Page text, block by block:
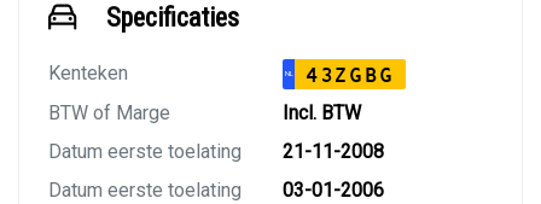
Specificaties
Kenteken NL 43ZGBG
BTW of Marge
Incl. BTW
Datum eerste toelating
21-11-2008
Datum eerste toelating
03-01-2006